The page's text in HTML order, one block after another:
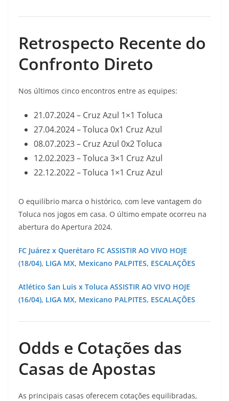
Retrospecto Recente do
Confronto Direto
Nos últimos cinco encontros entre as equipes:
21.07.2024 – Cruz Azul 1×1 Toluca
27.04.2024 – Toluca 0x1 Cruz Azul
08.07.2023 – Cruz Azul 0x2 Toluca
12.02.2023 – Toluca 3×1 Cruz Azul
22.12.2022 – Toluca 1×1 Cruz Azul
O equilíbrio marca o histórico, com leve vantagem do
Toluca nos jogos em casa. O último empate ocorreu na
abertura do Apertura 2024.
FC Juárez x Querétaro FC ASSISTIR AO VIVO HOJE
(18/04), LIGA MX, Mexicano PALPITES, ESCALAÇÕES
Atlético San Luis x Toluca ASSISTIR AO VIVO HOJE
(16/04), LIGA MX, Mexicano PALPITES, ESCALAÇÕES
Odds e Cotações das
Casas de Apostas
As principais casas oferecem cotações equilibradas,